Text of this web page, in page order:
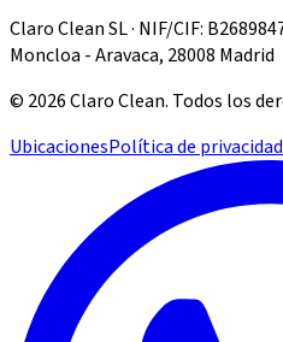
Claro Clean SL · NIF/CIF:
Moncloa - Aravaca, 28008 Madrid
© 2026Claro Clean. Todos los
UbicacionesPolítica de privacidad